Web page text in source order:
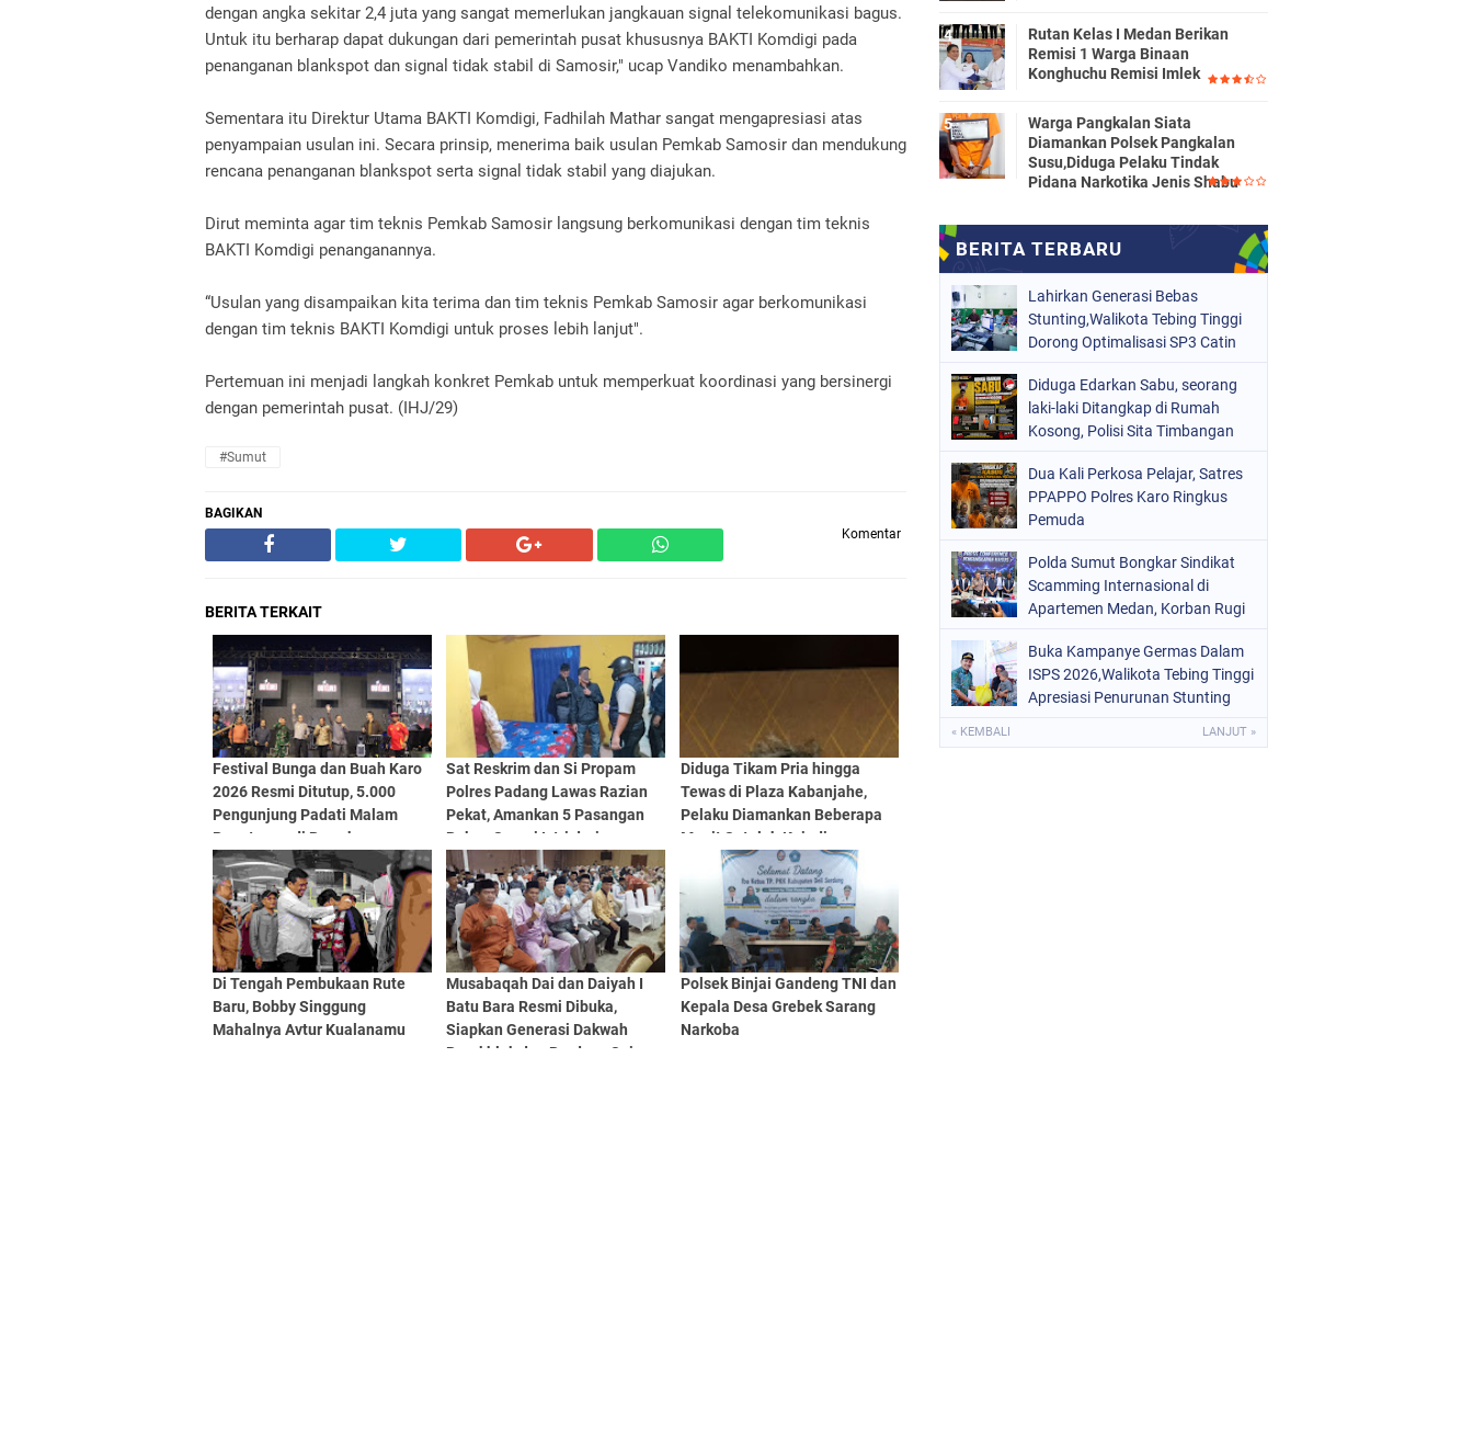
dengan angka sekitar 2,4 juta yang sangat memerlukan jangkauan signal telekomunikasi bagus.
Untuk itu berharap dapat dukungan dari pemerintah pusat khususnya BAKTI Komdigi pada
penanganan blankspot dan signal tidak stabil di Samosir," ucap Vandiko menambahkan.
Sementara itu Direktur Utama BAKTI Komdigi, Fadhilah Mathar sangat mengapresiasi atas
penyampaian usulan ini. Secara prinsip, menerima baik usulan Pemkab Samosir dan mendukung
rencana penanganan blankspot serta signal tidak stabil yang diajukan.
Dirut meminta agar tim teknis Pemkab Samosir langsung berkomunikasi dengan tim teknis
BAKTI Komdigi penanganannya.
“Usulan yang disampaikan kita terima dan tim teknis Pemkab Samosir agar berkomunikasi
dengan tim teknis BAKTI Komdigi untuk proses lebih lanjut".
Pertemuan ini menjadi langkah konkret Pemkab untuk memperkuat koordinasi yang bersinergi
dengan pemerintah pusat. (IHJ/29)
#Sumut
BAGIKAN
Komentar
BERITA TERKAIT
Festival Bunga dan Buah Karo
2026 Resmi Ditutup, 5.000
Pengunjung Padati Malam
Penutupan di Bawah
Pengamanan Ketat
Sat Reskrim dan Si Propam
Polres Padang Lawas Razian
Pekat, Amankan 5 Pasangan
Bukan Suami Istri dari
Penginapan
Diduga Tikam Pria hingga
Tewas di Plaza Kabanjahe,
Pelaku Diamankan Beberapa
Menit Setelah Kejadian
Di Tengah Pembukaan Rute
Baru, Bobby Singgung
Mahalnya Avtur Kualanamu
Musabaqah Dai dan Daiyah I
Batu Bara Resmi Dibuka,
Siapkan Generasi Dakwah
Berakhlak dan Berdaya Saing
Polsek Binjai Gandeng TNI dan
Kepala Desa Grebek Sarang
Narkoba
Rutan Kelas I Medan Berikan
Remisi 1 Warga Binaan
Konghuchu Remisi Imlek
Warga Pangkalan Siata
Diamankan Polsek Pangkalan
Susu,Diduga Pelaku Tindak
Pidana Narkotika Jenis Shabu
Lahirkan Generasi Bebas
Stunting,Walikota Tebing Tinggi
Dorong Optimalisasi SP3 Catin
Diduga Edarkan Sabu, seorang
laki-laki Ditangkap di Rumah
Kosong, Polisi Sita Timbangan
Dua Kali Perkosa Pelajar, Satres
PPAPPO Polres Karo Ringkus
Pemuda
Polda Sumut Bongkar Sindikat
Scamming Internasional di
Apartemen Medan, Korban Rugi
Buka Kampanye Germas Dalam
ISPS 2026,Walikota Tebing Tinggi
Apresiasi Penurunan Stunting
« KEMBALI LANJUT »